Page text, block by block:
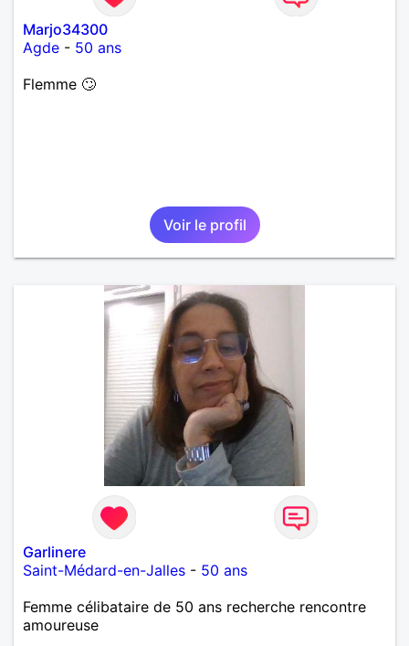
Marjo34300
Agde - 50 ans
Flemme 🙄
Voir le profil
Garlinere
Saint-Médard-en-Jalles - 50 ans
Femme célibataire de 50 ans recherche rencontre
amoureuse